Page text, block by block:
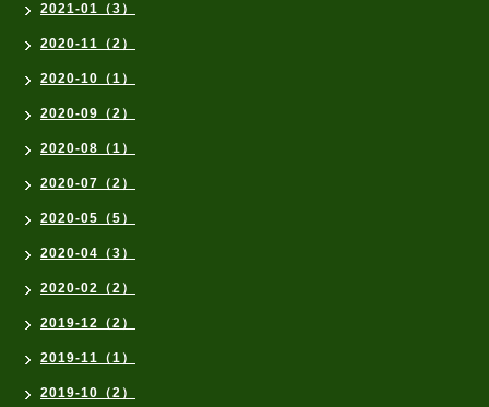
2021-01（3）
2020-11（2）
2020-10（1）
2020-09（2）
2020-08（1）
2020-07（2）
2020-05（5）
2020-04（3）
2020-02（2）
2019-12（2）
2019-11（1）
2019-10（2）